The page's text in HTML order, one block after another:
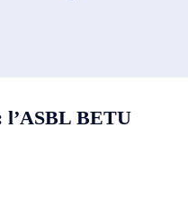
l’ASBL BETU